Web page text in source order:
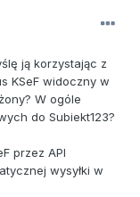
ją korzystając z
KSeF widoczny w
W ogóle
do Subiekt123?
przez API
wysyłki w